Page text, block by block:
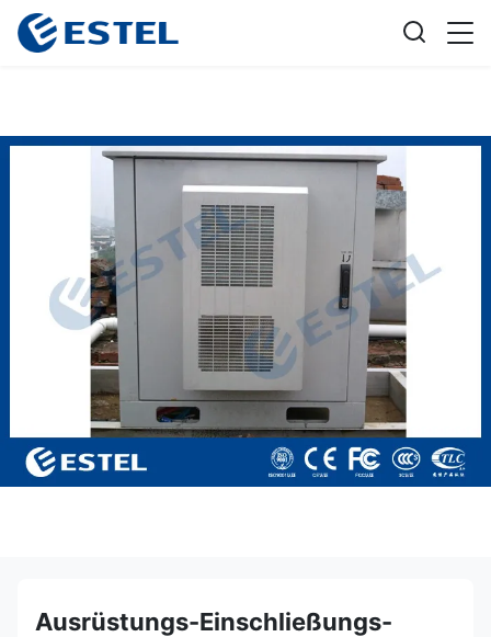
Ausrüstungs-Einschließungs-